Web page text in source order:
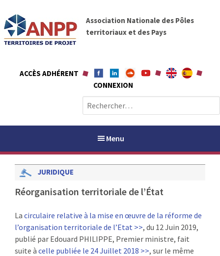
t
A
N
P
P
Association Nationale des Pôles
territoriaux et des Pays
ACCÈS ADHÉRENT
CONNEXION
e
c
e
:
Menu
PAYS / PETR
ANPP
RENCONTRES
JURIDIQUE
Réorganisation territoriale de l’État
La circulaire relative à la mise en œuvre de la réforme de
l’organisation territoriale de l’Etat >>, du 12 Juin 2019,
publié par Edouard PHILIPPE, Premier ministre, fait
suite à celle publiée le 24 Juillet 2018 >>, sur le même